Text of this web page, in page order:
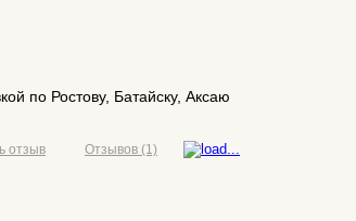
по Ростову, Батайску, Аксаю
отзыв Отзывов (1)